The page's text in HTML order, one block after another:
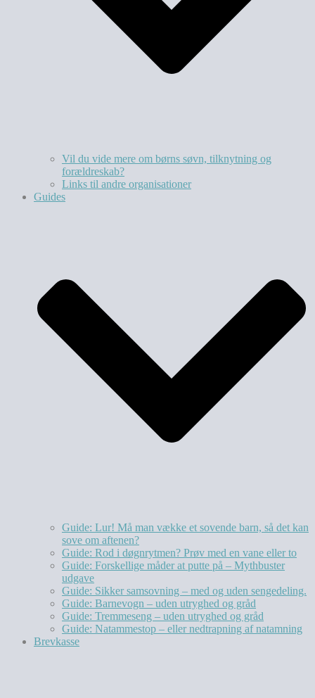
Vil du vide mere om børns søvn, tilknytning og
forældreskab?​
Links til andre organisationer
Guides
Guide: Lur! Må man vække et sovende barn, så det kan
sove om aftenen?
Guide: Rod i døgnrytmen? Prøv med en vane eller to
Guide: Forskellige måder at putte på – Mythbuster
udgave
Guide: Sikker samsovning – med og uden sengedeling.
Guide: Barnevogn – uden utryghed og gråd
Guide: Tremmeseng – uden utryghed og gråd
Guide: Natammestop – eller nedtrapning af natamning
Brevkasse